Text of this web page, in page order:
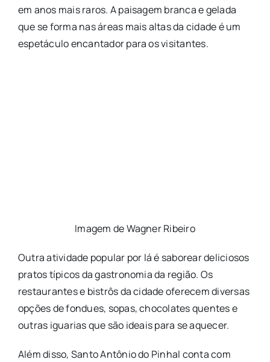
em anos mais raros. A paisagem branca e gelada
que se forma nas áreas mais altas da cidade é um
espetáculo encantador para os visitantes.
Imagem de Wagner Ribeiro
Outra atividade popular por lá é saborear deliciosos
pratos típicos da gastronomia da região. Os
restaurantes e bistrôs da cidade oferecem diversas
opções de fondues, sopas, chocolates quentes e
outras iguarias que são ideais para se aquecer.
Além disso, Santo Antônio do Pinhal conta com